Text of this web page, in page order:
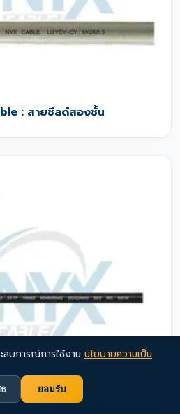
: สายชีลด์สองชั้น
บการณ์การใช้งาน นโยบายความเป็น
ยอมรับ